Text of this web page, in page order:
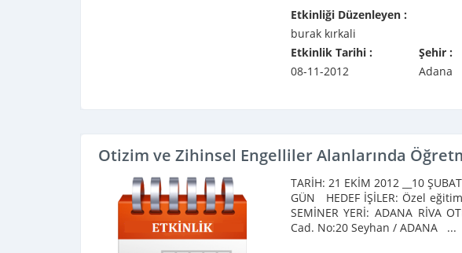
Etkinliği Düzenleyen :
burak kırkali
Etkinlik Tarihi :
08-11-2012
Şehir :
Adana
Otizim ve Zihinsel Engelliler Alanlarında
TARİH: 21 EKİM 2012 __10
GÜN HEDEF İŞİLER: Özel
SEMİNER YERİ: ADANA RİVA
Cad. No:20 Seyhan / ADANA ...